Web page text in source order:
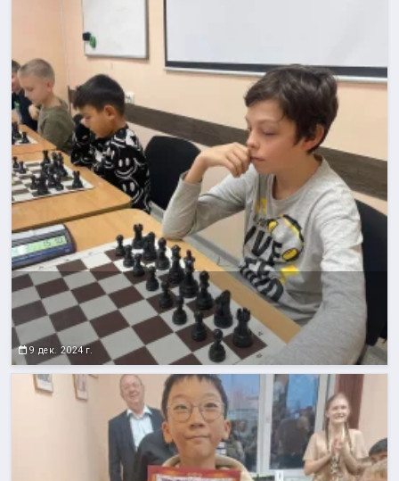
9 дек. 2024 г.